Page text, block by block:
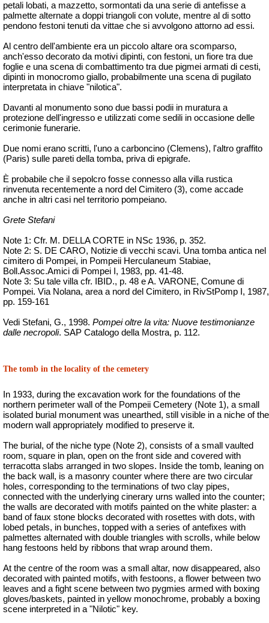
petali lobati, a mazzetto, sormontati da una serie di antefisse a
palmette alternate a doppi triangoli con volute, mentre al di sotto
pendono festoni tenuti da vittae che si avvolgono attorno ad essi.
Al centro dell'ambiente era un piccolo altare ora scomparso,
anch'esso decorato da motivi dipinti, con festoni, un fiore tra due
foglie e una scena di combattimento tra due pigmei armati di cesti,
dipinti in monocromo giallo, probabilmente una scena di pugilato
interpretata in chiave "nilotica".
Davanti al monumento sono due bassi podii in muratura a
protezione dell'ingresso e utilizzati come sedili in occasione delle
cerimonie funerarie.
Due nomi erano scritti, l'uno a carboncino (Clemens), l'altro graffito
(Paris) sulle pareti della tomba, priva di epigrafe.
È probabile che il sepolcro fosse connesso alla villa rustica
rinvenuta recentemente a nord del Cimitero (3), come accade
anche in altri casi nel territorio pompeiano.
Grete Stefani
Note 1: Cfr. M. DELLA CORTE in NSc 1936, p. 352.
Note 2: S. DE CARO, Notizie di vecchi scavi. Una tomba antica nel
cimitero di Pompei, in Pompeii Herculaneum Stabiae,
Boll.Assoc.Amici di Pompei I, 1983, pp. 41-48.
Note 3: Su tale villa cfr. IBID., p. 48 e A. VARONE, Comune di
Pompei. Via Nolana, area a nord del Cimitero, in RivStPomp I, 1987,
pp. 159-161
Vedi Stefani, G., 1998. Pompei oltre la vita: Nuove testimonianze
dalle necropoli. SAP Catalogo della Mostra, p. 112.
The tomb in the locality of the cemetery
In 1933, during the excavation work for the foundations of the
northern perimeter wall of the Pompeii Cemetery (Note 1), a small
isolated burial monument was unearthed, still visible in a niche of the
modern wall appropriately modified to preserve it.
The burial, of the niche type (Note 2), consists of a small vaulted
room, square in plan, open on the front side and covered with
terracotta slabs arranged in two slopes. Inside the tomb, leaning on
the back wall, is a masonry counter where there are two circular
holes, corresponding to the terminations of two clay pipes,
connected with the underlying cinerary urns walled into the counter;
the walls are decorated with motifs painted on the white plaster: a
band of faux stone blocks decorated with rosettes with dots, with
lobed petals, in bunches, topped with a series of antefixes with
palmettes alternated with double triangles with scrolls, while below
hang festoons held by ribbons that wrap around them.
At the centre of the room was a small altar, now disappeared, also
decorated with painted motifs, with festoons, a flower between two
leaves and a fight scene between two pygmies armed with boxing
gloves/baskets, painted in yellow monochrome, probably a boxing
scene interpreted in a "Nilotic" key.